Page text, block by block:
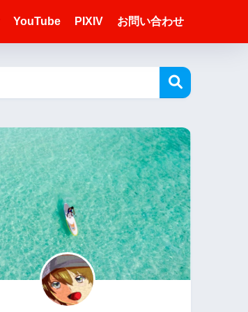
YouTube PIXIV お問い合わせ